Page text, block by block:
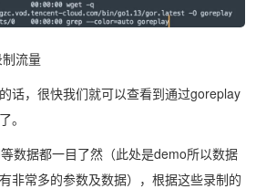
流量
话，很快我们就可以查看到通过goreplay
。
数据都一目了然（此处是demo所以数据
非常多的参数及数据），根据这些录制的